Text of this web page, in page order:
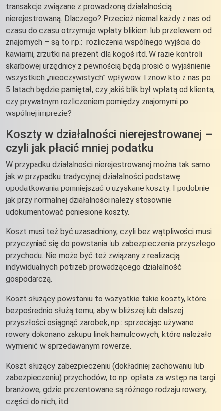
transakcje związane z prowadzoną działalnością
nierejestrowaną. Dlaczego? Przecież niemal każdy z nas od
czasu do czasu otrzymuje wpłaty blikiem lub przelewem od
znajomych – są to np.: rozliczenia wspólnego wyjścia do
kawiarni, zrzutki na prezent dla kogoś itd. W razie kontroli
skarbowej urzędnicy z pewnością będą prosić o wyjaśnienie
wszystkich „nieoczywistych” wpływów. I znów kto z nas po
5 latach będzie pamiętał, czy jakiś blik był wpłatą od klienta,
czy prywatnym rozliczeniem pomiędzy znajomymi po
wspólnej imprezie?
Koszty w działalności nierejestrowanej –
czyli jak płacić mniej podatku
W przypadku działalności nierejestrowanej można tak samo
jak w przypadku tradycyjnej działalności podstawę
opodatkowania pomniejszać o uzyskane koszty. I podobnie
jak przy normalnej działalności należy stosownie
udokumentować poniesione koszty.
Koszt musi też być uzasadniony, czyli bez wątpliwości musi
przyczyniać się do powstania lub zabezpieczenia przyszłego
przychodu. Nie może być też związany z realizacją
indywidualnych potrzeb prowadzącego działalność
gospodarczą.
Koszt służący powstaniu to wszystkie takie koszty, które
bezpośrednio służą temu, aby w bliższej lub dalszej
przyszłości osiągnąć zarobek, np.: sprzedając używane
rowery dokonano zakupu linek hamulcowych, które należało
wymienić w sprzedawanym rowerze.
Koszt służący zabezpieczeniu (dokładniej zachowaniu lub
zabezpieczeniu) przychodów, to np. opłata za wstęp na targi
branżowe, gdzie prezentowane są różnego rodzaju rowery,
części do nich, itd.